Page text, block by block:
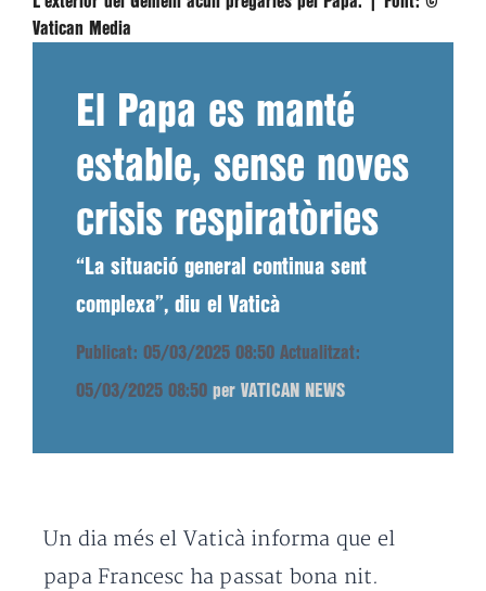
Vatican Media
El Papa es manté
estable, sense noves
crisis respiratòries
“La situació general continua sent
complexa”, diu el Vaticà
Publicat: 05/03/2025 08:50 Actualitzat:
05/03/2025 08:50 per VATICAN NEWS
Un dia més el Vaticà informa que el
papa Francesc ha passat bona nit.